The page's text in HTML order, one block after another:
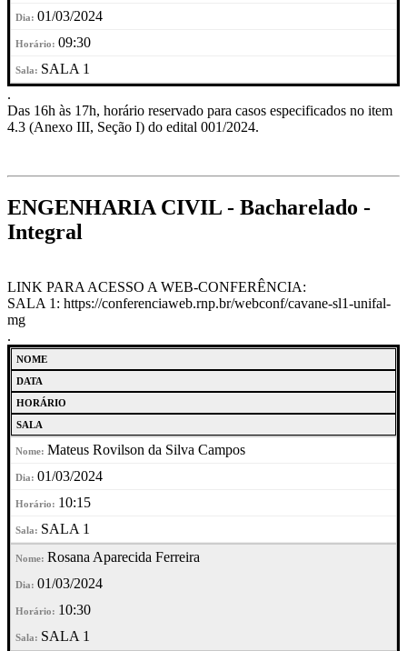
01/03/2024
09:30
SALA 1
.
Das 16h às 17h, horário reservado para casos especificados no item
4.3 (Anexo III, Seção I) do edital 001/2024.
ENGENHARIA CIVIL - Bacharelado -
Integral
LINK PARA ACESSO A WEB-CONFERÊNCIA:
SALA 1: https://conferenciaweb.rnp.br/webconf/cavane-sl1-unifal-
mg
.
NOME
DATA
HORÁRIO
SALA
Mateus Rovilson da Silva Campos
01/03/2024
10:15
SALA 1
Rosana Aparecida Ferreira
01/03/2024
10:30
SALA 1